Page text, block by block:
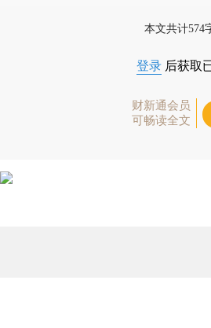
本文共计574
登录 后获取
财新通会员
可畅读全文